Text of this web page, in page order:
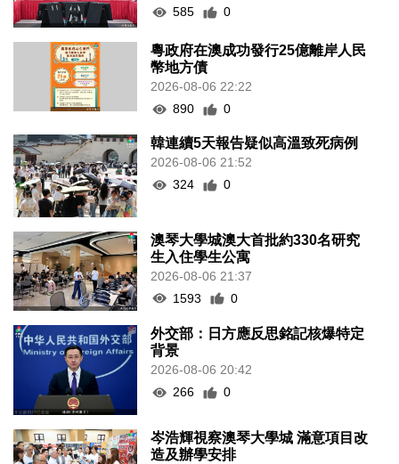
585
0
粵政府在澳成功發行25億離岸人民
幣地方債
2026-08-06 22:22
890
0
韓連續5天報告疑似高溫致死病例
2026-08-06 21:52
324
0
澳琴大學城澳大首批約330名研究
生入住學生公寓
2026-08-06 21:37
1593
0
外交部：日方應反思銘記核爆特定
背景
2026-08-06 20:42
266
0
岑浩輝視察澳琴大學城 滿意項目改
造及辦學安排